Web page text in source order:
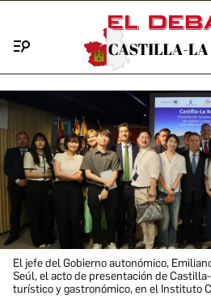
El jefe del Gobierno autonómico,
Seúl, el acto de presentación de
turístico y gastronómico, en el Instituto